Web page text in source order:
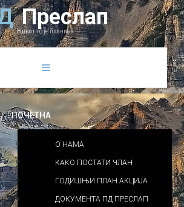
Преслап
Живот то је планина
ПОЧЕТНА
О НАМА
КАКО ПОСТАТИ ЧЛАН
ГОДИШЊИ ПЛАН АКЦИЈА
ДОКУМЕНТА ПД ПРЕСЛАП